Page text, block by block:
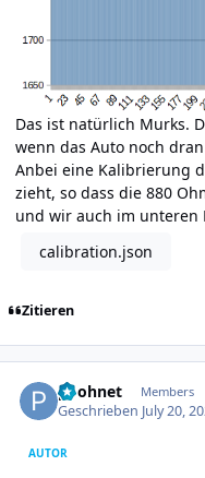
Das ist natürlich Murks.
wenn das Auto noch
Anbei eine Kalibrierung
zieht, so dass die 880
und wir auch im unteren
calibration.json
Zitieren
poohnet Members
Geschrieben July 20,
AUTOR